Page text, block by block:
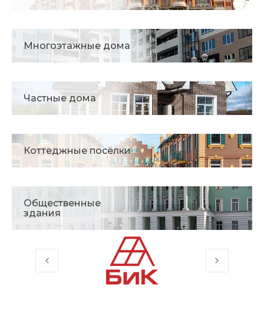
Многоэтажные дома
Частные дома
Коттеджные посёлки
Общественные
здания